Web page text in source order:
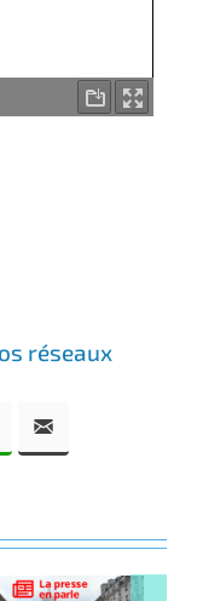
réseaux